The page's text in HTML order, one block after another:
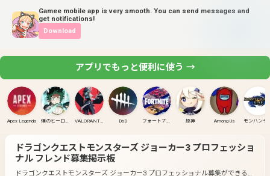
Gamee mobile app is very smooth. You can send messages and
get notifications!
Download
アプリでもっと便利に使う →
Apex Legends 僕のヒーローアカデミア ULTRA RUMBLE VALORANT(PC) DbD フォートナイト 原神 Among Us
ドラゴンクエストモンスターズ ジョーカー3 プロフェッショ
ナルフレンド募集掲示板
ドラゴンクエストモンスターズ ジョーカー3 プロフェッショナル募集ができるグ